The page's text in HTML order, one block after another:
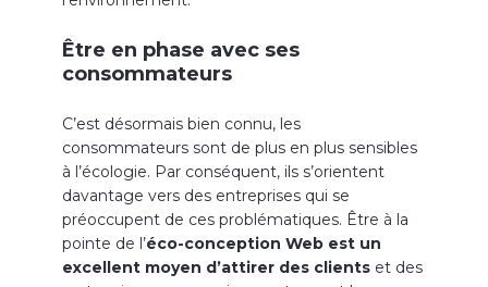
Être en phase avec ses
consommateurs
C’est désormais bien connu, les
consommateurs sont de plus en plus sensibles
à l’écologie. Par conséquent, ils s’orientent
davantage vers des entreprises qui se
préoccupent de ces problématiques. Être à la
pointe de l’éco-conception Web est un
excellent moyen d’attirer des clientset des